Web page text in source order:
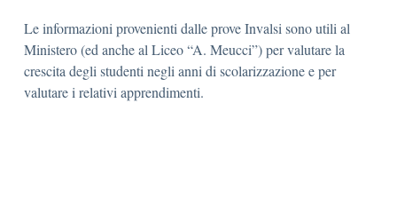
Le informazioni provenienti dalle prove Invalsi sono utili al
Ministero (ed anche al Liceo “A. Meucci”) per valutare la
crescita degli studenti negli anni di scolarizzazione e per
valutare i relativi apprendimenti.